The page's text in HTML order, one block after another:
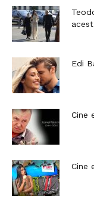
Edi
Cine
Cine